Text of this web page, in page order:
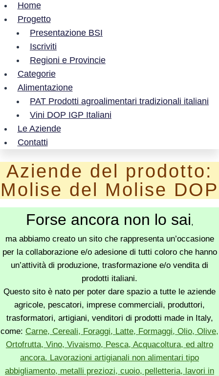
Home
Progetto
Presentazione BSI
Iscriviti
Regioni e Provincie
Categorie
Alimentazione
PAT Prodotti agroalimentari tradizionali italiani
Vini DOP IGP Italiani
Le Aziende
Contatti
Aziende del prodotto:
Molise del Molise DOP
Forse ancora non lo sai,
ma abbiamo creato un sito che rappresenta un’occasione
per la collaborazione e/o adesione di tutti coloro che hanno
un’attività di produzione, trasformazione e/o vendita di
prodotti italiani.
Questo sito è nato per poter dare spazio a tutte le aziende
agricole, pescatori, imprese commerciali, produttori,
trasformatori, artigiani, venditori di prodotti made in Italy,
come: Carne, Cereali, Foraggi, Latte, Formaggi, Olio, Olive,
Ortofrutta, Vino, Vivaismo, Pesca, Acquacoltura, ed altro
ancora. Lavorazioni artigianali non alimentari tipo
abbigliamento, metalli preziozi, cuoio, pelletteria, lavori in